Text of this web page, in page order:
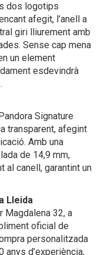
dos logotips
afegit, l’anell a
giri lliurement amb
Sense cap mena
un element
esdevindrà
Signature
transparent, afegint
Amb una
de 14,9 mm,
al canell, garantint un
Lleida
Magdalena 32, a
oficial de
personalitzada
anys d’experiència,